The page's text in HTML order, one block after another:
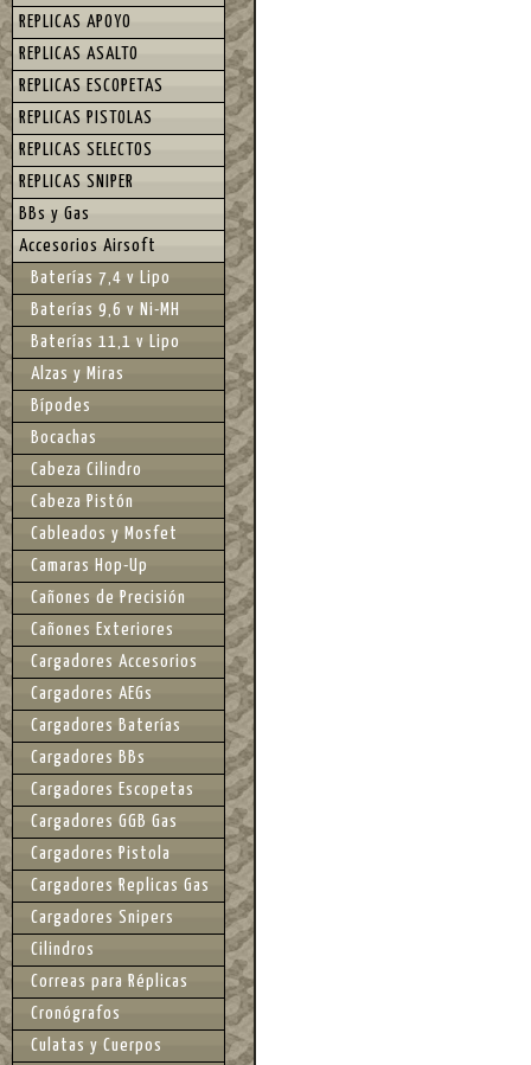
REPLICAS APOYO
REPLICAS ASALTO
REPLICAS ESCOPETAS
REPLICAS PISTOLAS
REPLICAS SELECTOS
REPLICAS SNIPER
BBs y Gas
Accesorios Airsoft
Baterías 7,4 v Lipo
Baterías 9,6 v Ni-MH
Baterías 11,1 v Lipo
Alzas y Miras
Bípodes
Bocachas
Cabeza Cilindro
Cabeza Pistón
Cableados y Mosfet
Camaras Hop-Up
Cañones de Precisión
Cañones Exteriores
Cargadores Accesorios
Cargadores AEGs
Cargadores Baterías
Cargadores BBs
Cargadores Escopetas
Cargadores GGB Gas
Cargadores Pistola
Cargadores Replicas Gas
Cargadores Snipers
Cilindros
Correas para Réplicas
Cronógrafos
Culatas y Cuerpos